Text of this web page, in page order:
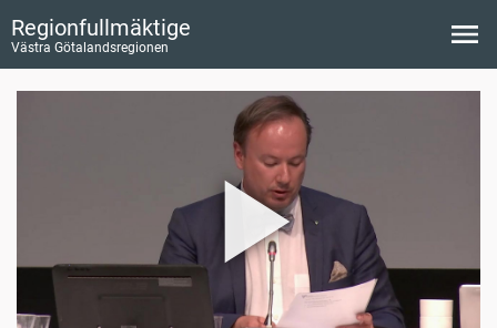
Regionfullmäktige
Västra Götalandsregionen